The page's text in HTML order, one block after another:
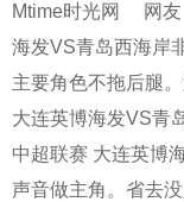
Mtime时光网
网
海发VS青岛西海岸
主要角色不拖后腿
大连英博海发VS青
中超联赛 大连英博
声音做主角。省去